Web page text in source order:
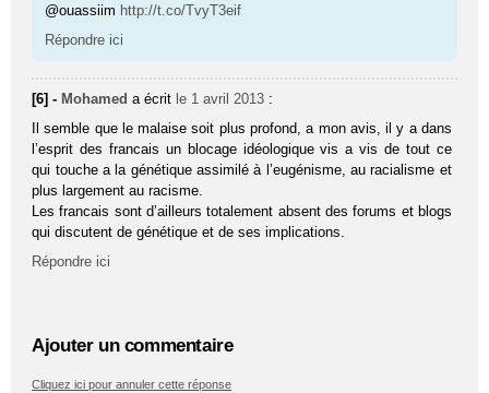
@ouassiim http://t.co/TvyT3eif
Répondre ici
[6] - Mohamed a écrit le 1 avril 2013 :
Il semble que le malaise soit plus profond, a mon avis, il y a dans
l’esprit des francais un blocage idéologique vis a vis de tout ce
qui touche a la génétique assimilé à l’eugénisme, au racialisme et
plus largement au racisme.
Les francais sont d’ailleurs totalement absent des forums et blogs
qui discutent de génétique et de ses implications.
Répondre ici
Ajouter un commentaire
Cliquez ici pour annuler cette réponse